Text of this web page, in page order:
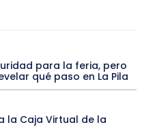
para la feria, pero
qué paso en La Pila
la Caja Virtual de la